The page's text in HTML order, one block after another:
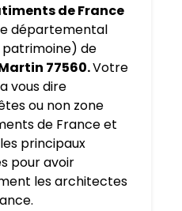
de France
départemental
de
77560.Votre
vous dire
ou non zone
de France et
principaux
pour avoir
les architectes